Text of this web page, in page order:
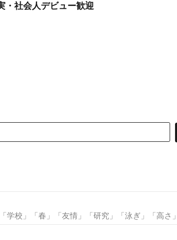
・社会人デビュー歓迎
学校」「春」「友情」「研究」「泳ぎ」「高さ